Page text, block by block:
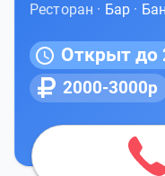
Ресторан · Бар ·
Открыт до
2000-3000р